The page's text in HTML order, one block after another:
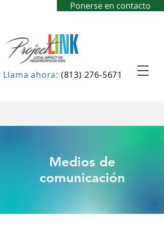
Ponerse en contacto
Llama ahora: (813) 276-5671
Medios de
comunicación